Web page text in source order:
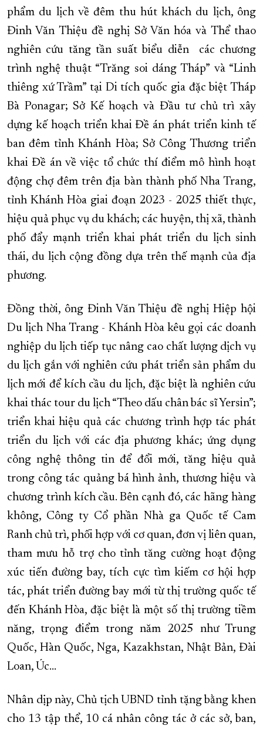
phẩm du lịch về đêm thu hút khách du lịch, ông
Đinh Văn Thiệu đề nghị Sở Văn hóa và Thể thao
nghiên cứu tăng tần suất biểu diễn các chương
trình nghệ thuật “Trăng soi dáng Tháp” và “Linh
thiêng xứ Trầm” tại Di tích quốc gia đặc biệt Tháp
Bà Ponagar; Sở Kế hoạch và Đầu tư chủ trì xây
dựng kế hoạch triển khai Đề án phát triển kinh tế
ban đêm tỉnh Khánh Hòa; Sở Công Thương triển
khai Đề án về việc tổ chức thí điểm mô hình hoạt
động chợ đêm trên địa bàn thành phố Nha Trang,
tỉnh Khánh Hòa giai đoạn 2023 - 2025 thiết thực,
hiệu quả phục vụ du khách; các huyện, thị xã, thành
phố đẩy mạnh triển khai phát triển du lịch sinh
thái, du lịch cộng đồng dựa trên thế mạnh của địa
phương.
Đồng thời, ông Đinh Văn Thiệu đề nghị Hiệp hội
Du lịch Nha Trang - Khánh Hòa kêu gọi các doanh
nghiệp du lịch tiếp tục nâng cao chất lượng dịch vụ
du lịch gắn với nghiên cứu phát triển sản phẩm du
lịch mới để kích cầu du lịch, đặc biệt là nghiên cứu
khai thác tour du lịch “Theo dấu chân bác sĩ Yersin”;
triển khai hiệu quả các chương trình hợp tác phát
triển du lịch với các địa phương khác; ứng dụng
công nghệ thông tin để đổi mới, tăng hiệu quả
trong công tác quảng bá hình ảnh, thương hiệu và
chương trình kích cầu. Bên cạnh đó, các hãng hàng
không, Công ty Cổ phần Nhà ga Quốc tế Cam
Ranh chủ trì, phối hợp với cơ quan, đơn vị liên quan,
tham mưu hỗ trợ cho tỉnh tăng cường hoạt động
xúc tiến đường bay, tích cực tìm kiếm cơ hội hợp
tác, phát triển đường bay mới từ thị trường quốc tế
đến Khánh Hòa, đặc biệt là một số thị trường tiềm
năng, trọng điểm trong năm 2025 như Trung
Quốc, Hàn Quốc, Nga, Kazakhstan, Nhật Bản, Đài
Loan, Úc…
Nhân dịp này, Chủ tịch UBND tỉnh tặng bằng khen
cho 13 tập thể, 10 cá nhân công tác ở các sở, ban,